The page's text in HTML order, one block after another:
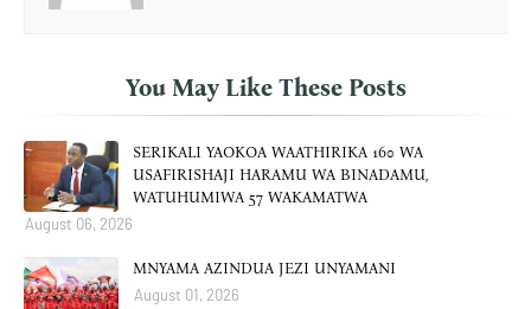
You May Like These Posts
SERIKALI YAOKOA WAATHIRIKA 160 WA
USAFIRISHAJI HARAMU WA BINADAMU,
WATUHUMIWA 57 WAKAMATWA
August 06, 2026
MNYAMA AZINDUA JEZI UNYAMANI
August 01, 2026